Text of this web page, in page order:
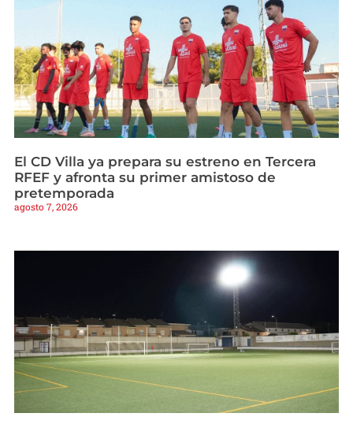
El CD Villa ya prepara su estreno en Tercera
RFEF y afronta su primer amistoso de
pretemporada
agosto 7, 2026